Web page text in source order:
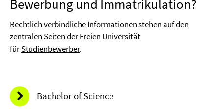
Bewerbung und Immatrikulation?
Rechtlich verbindliche Informationen stehen auf den
zentralen Seiten der Freien Universität
fürStudienbewerber.
Bachelor of Science